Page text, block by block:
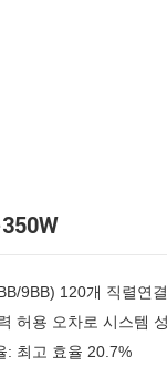
9BB) 120개 직렬연결
허용 오차로 시스템
: 최고 효율 20.7%